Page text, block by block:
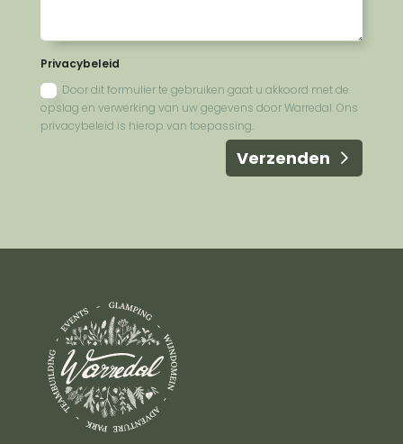
Privacybeleid
Door dit formulier te gebruiken gaat u akkoord met de
opslag en verwerking van uw gegevens door Warredal. Ons
privacybeleid is hierop van toepassing.
Verzenden